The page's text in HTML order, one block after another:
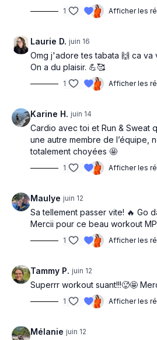
Mountain climbers
Plank jacks
Squat floor to sky
Circuit 4 :
Shuffle
Dip knee to elbow ext
Squat + knee drive explosif
1 Afficher les
Laurie D. juin 16
Omg j'adore tes tabata 🙌 ca va
On a du plaisir. 💪🥰
1 Afficher les
Karine H. juin 14
Cardio avec toi et Run & Sweat
une autre membre de l’équipe,
totalement choyées 🤩
1 Afficher les
Maulye juin 12
Sa tellement passer vite! 🔥 Go
Mercii pour ce beau workout
1 Afficher les
Tammy P. juin 12
Superrr workout suant!!!🥵🤩
1 Afficher les
Mélanie juin 12